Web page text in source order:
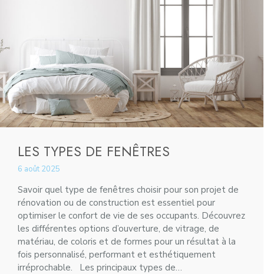
LES TYPES DE FENÊTRES
6 août 2025
Savoir quel type de fenêtres choisir pour son projet de
rénovation ou de construction est essentiel pour
optimiser le confort de vie de ses occupants. Découvrez
les différentes options d’ouverture, de vitrage, de
matériau, de coloris et de formes pour un résultat à la
fois personnalisé, performant et esthétiquement
irréprochable. Les principaux types de…